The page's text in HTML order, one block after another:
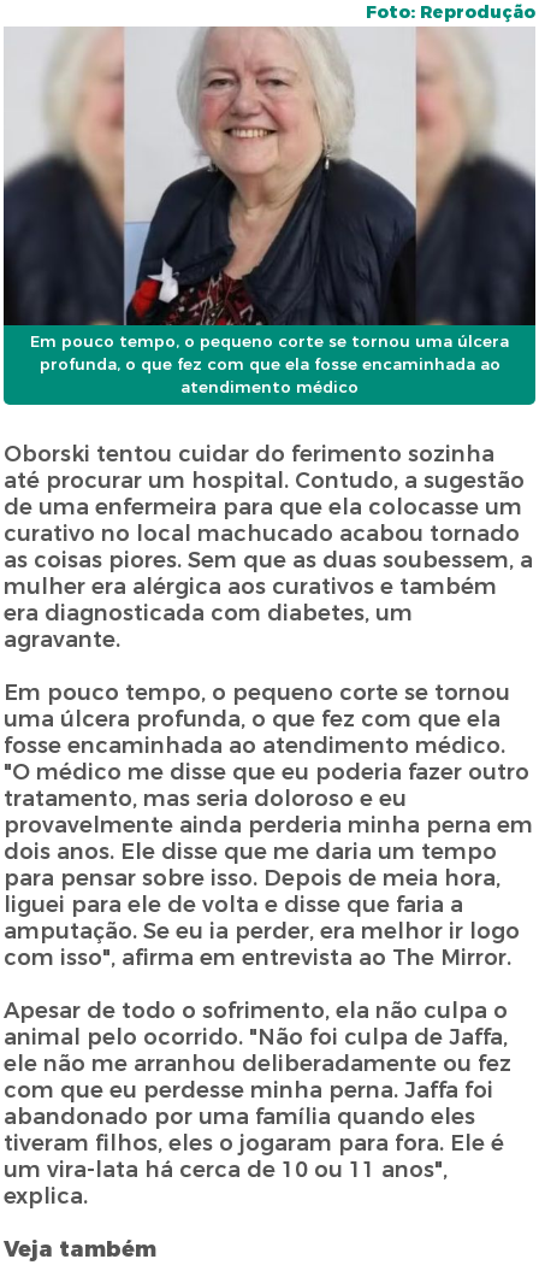
Foto: Reprodução
Em pouco tempo, o pequeno corte se tornou uma úlcera
profunda, o que fez com que ela fosse encaminhada ao
atendimento médico
Oborski tentou cuidar do ferimento sozinha
até procurar um hospital. Contudo, a sugestão
de uma enfermeira para que ela colocasse um
curativo no local machucado acabou tornado
as coisas piores. Sem que as duas soubessem, a
mulher era alérgica aos curativos e também
era diagnosticada com diabetes, um
agravante.
Em pouco tempo, o pequeno corte se tornou
uma úlcera profunda, o que fez com que ela
fosse encaminhada ao atendimento médico.
"O médico me disse que eu poderia fazer outro
tratamento, mas seria doloroso e eu
provavelmente ainda perderia minha perna em
dois anos. Ele disse que me daria um tempo
para pensar sobre isso. Depois de meia hora,
liguei para ele de volta e disse que faria a
amputação. Se eu ia perder, era melhor ir logo
com isso", afirma em entrevista ao The Mirror.
Apesar de todo o sofrimento, ela não culpa o
animal pelo ocorrido. "Não foi culpa de Jaffa,
ele não me arranhou deliberadamente ou fez
com que eu perdesse minha perna. Jaffa foi
abandonado por uma família quando eles
tiveram filhos, eles o jogaram para fora. Ele é
um vira-lata há cerca de 10 ou 11 anos",
explica.
Veja também